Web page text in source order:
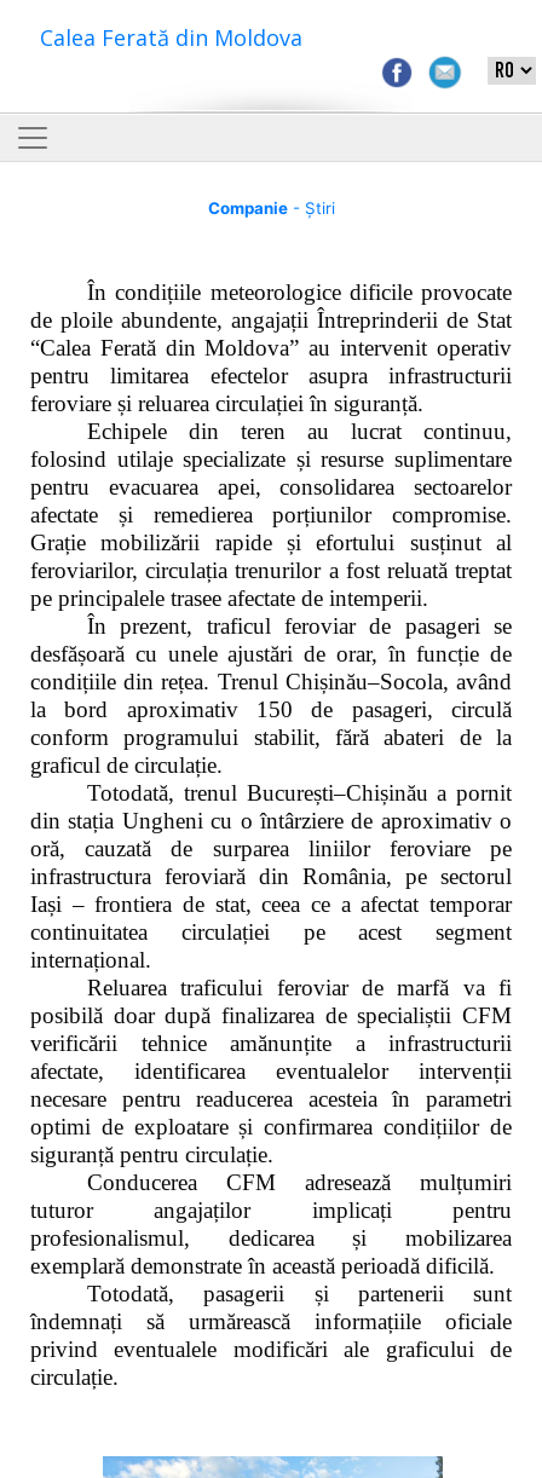
Calea Ferată din Moldova
Companie- Știri
În condițiile meteorologice dificile provocate
de ploile abundente, angajații Întreprinderii de Stat
“Calea Ferată din Moldova” au intervenit operativ
pentru limitarea efectelor asupra infrastructurii
feroviare și reluarea circulației în siguranță.
Echipele din teren au lucrat continuu,
folosind utilaje specializate și resurse suplimentare
pentru evacuarea apei, consolidarea sectoarelor
afectate și remedierea porțiunilor compromise.
Grație mobilizării rapide și efortului susținut al
feroviarilor, circulația trenurilor a fost reluată treptat
pe principalele trasee afectate de intemperii.
În prezent, traficul feroviar de pasageri se
desfășoară cu unele ajustări de orar, în funcție de
condițiile din rețea. Trenul Chișinău–Socola, având
la bord aproximativ 150 de pasageri, circulă
conform programului stabilit, fără abateri de la
graficul de circulație.
Totodată, trenul București–Chișinău a pornit
din stația Ungheni cu o întârziere de aproximativ o
oră, cauzată de surparea liniilor feroviare pe
infrastructura feroviară din România, pe sectorul
Iași – frontiera de stat, ceea ce a afectat temporar
continuitatea circulației pe acest segment
internațional.
Reluarea traficului feroviar de marfă va fi
posibilă doar după finalizarea de specialiștii CFM
verificării tehnice amănunțite a infrastructurii
afectate, identificarea eventualelor intervenții
necesare pentru readucerea acesteia în parametri
optimi de exploatare și confirmarea condițiilor de
siguranță pentru circulație.
Conducerea CFM adresează mulțumiri
tuturor angajaților implicați pentru
profesionalismul, dedicarea și mobilizarea
exemplară demonstrate în această perioadă dificilă.
Totodată, pasagerii și partenerii sunt
îndemnați să urmărească informațiile oficiale
privind eventualele modificări ale graficului de
circulație.